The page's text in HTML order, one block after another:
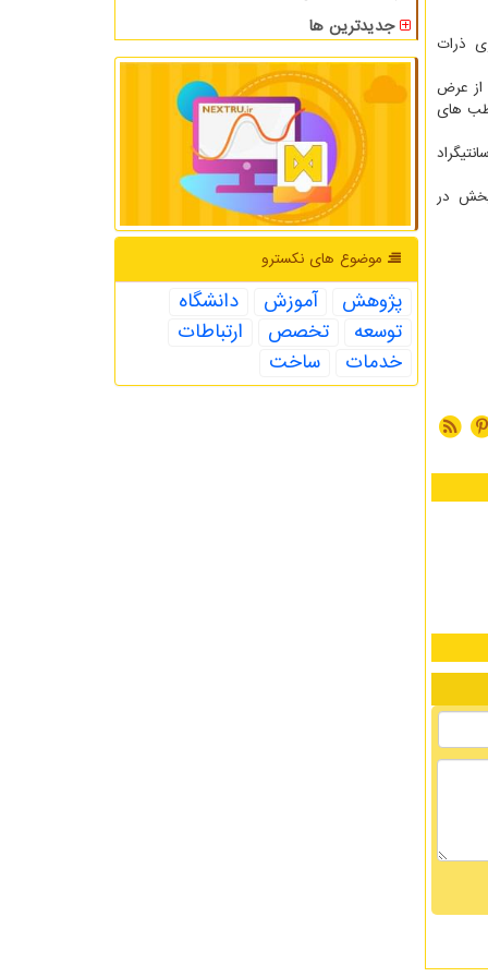
ذخیره سازی ذرات
درجه شمالی (دایره ای از عرض
قطب های
در
جدیدترین ها
موضوع های نكسترو
پژوهش آموزش
دانشگاه
توسعه
تخصص
ارتباطات
خدمات
ساخت